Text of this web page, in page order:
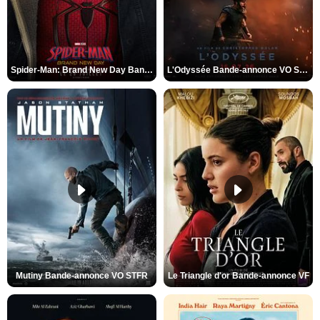
Spider-Man: Brand New Day Bande-annonce VO STFR L'Odyssée Bande-annonce VO STFR
Mutiny Bande-annonce VO STFR Le Triangle d'or Bande-annonce VF